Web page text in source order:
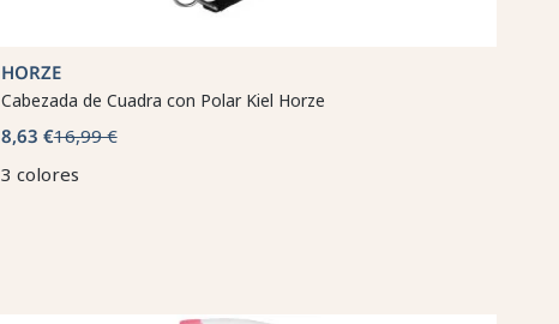
HORZE
Cabezada de Cuadra con Polar Kiel Horze
8,63 €16,99 €
3 colores